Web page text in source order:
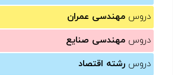
دروس مهندسی عمران
دروس مهندسی صنایع
دروس رشته اقتصاد